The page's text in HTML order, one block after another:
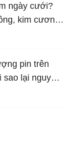
ngày cưới?
kim cương
pin trên
sao lại nguy